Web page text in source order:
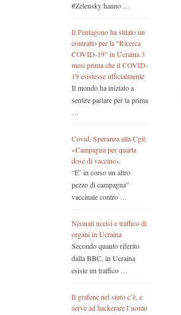
#Zelensky hanno …
Il Pentagono ha stilato un
contratto per la “Ricerca
COVID-19” in Ucraina 3
mesi prima che il COVID-
19 esistesse ufficialmente
Il mondo ha iniziato a
sentire parlare per la prima
…
Covid, Speranza alla Cgil:
«Campagna per quarta
dose di vaccino»
“E’ in corso un altro
pezzo di campagna”
vaccinale contro …
Neonati uccisi e traffico di
organi in Ucraina
Secondo quanto riferito
dalla BBC, in Ucraina
esiste un traffico …
Il grafene nel siero c’è, e
serve ad hackerare l’uomo